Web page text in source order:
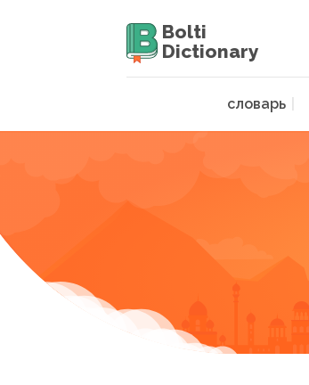
Bolti
Dictionary
словарь